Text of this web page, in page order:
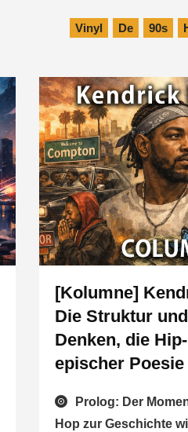
Vinyl De 90s
[Kolumne]
Die Struktur
Denken, die
epischer
Prolog: Der
Hop zur Geschichte